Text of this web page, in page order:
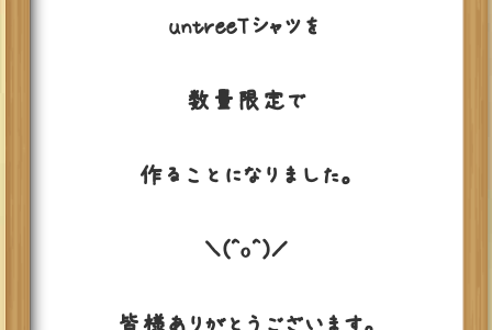
untreeTシャツを
数量限定で
作ることになりました。
＼(^o^)／
皆様ありがとうございます。